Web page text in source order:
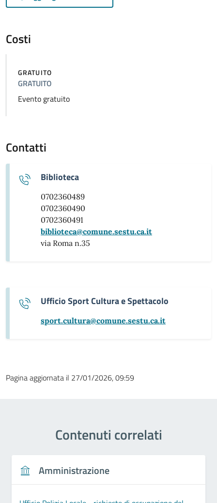
Costi
GRATUITO
GRATUITO
Evento gratuito
Contatti
Biblioteca
0702360489
0702360490
0702360491
biblioteca@comune.sestu.ca.it
via Roma n.35
Ufficio Sport Cultura e Spettacolo
sport.cultura@comune.sestu.ca.it
Pagina aggiornata il 27/01/2026, 09:59
Contenuti correlati
Amministrazione